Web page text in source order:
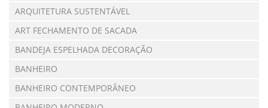
ARQUITETURA SUSTENTÁVEL
ART FECHAMENTO DE SACADA
BANDEJA ESPELHADA DECORAÇÃO
BANHEIRO
BANHEIRO CONTEMPORÂNEO